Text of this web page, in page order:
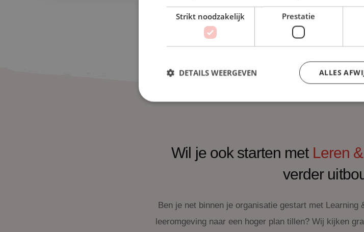
Wil je ook starten met Leren
verder
Ben je net binnen je organisatie gestart met
leeromgeving naar een hoger plan tillen? Wij kijken
Strikt noodzakelijk Prestatie
ALLES
DETAILS WEERGEVEN